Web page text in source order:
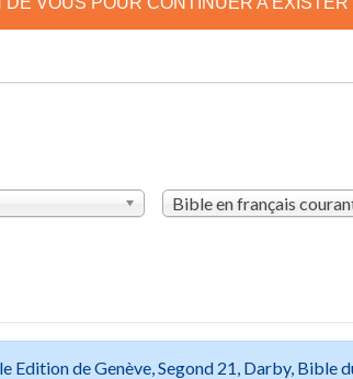
Bible en français
Edition de Genève, Segond 21, Darby, Bible